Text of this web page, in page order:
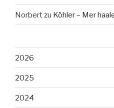
Norbertzu Köhler – Mer
2026
2025
2024